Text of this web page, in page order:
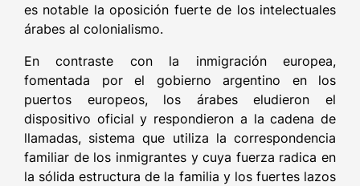
es notable la oposición fuerte de los intelectuales
árabes al colonialismo.
En contraste con la inmigración europea,
fomentada por el gobierno argentino en los
puertos europeos, los árabes eludieron el
dispositivo oficial y respondieron a la cadena de
llamadas, sistema que utiliza la correspondencia
familiar de los inmigrantes y cuya fuerza radica en
la sólida estructura de la familia y los fuertes lazos